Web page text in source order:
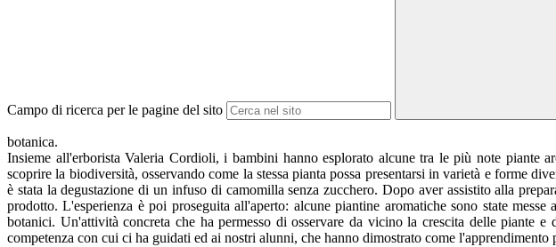
Campo di ricerca per le pagine del sito
botanica.
Insieme all'erborista Valeria Cordioli, i bambini hanno esplorato alcune tra le più note piante
scoprire la biodiversità, osservando come la stessa pianta possa presentarsi in varietà e forme
è stata la degustazione di un infuso di camomilla senza zucchero. Dopo aver assistito alla
prodotto. L'esperienza è poi proseguita all'aperto: alcune piantine aromatiche sono state
botanici. Un'attività concreta che ha permesso di osservare da vicino la crescita delle piante
competenza con cui ci ha guidati ed ai nostri alunni, che hanno dimostrato come l'apprendimento